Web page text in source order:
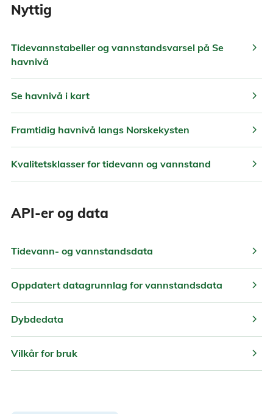
Nyttig
Tidevannstabeller og vannstandsvarsel på Se
havnivå
chevron_right
Se havnivå i kart chevron_right
Framtidig havnivå langs Norskekysten chevron_right
Kvalitetsklasser for tidevann og vannstand chevron_right
API-er og data
Tidevann- og vannstandsdata chevron_right
Oppdatert datagrunnlag for vannstandsdata chevron_right
Dybdedata chevron_right
Vilkår for bruk chevron_right